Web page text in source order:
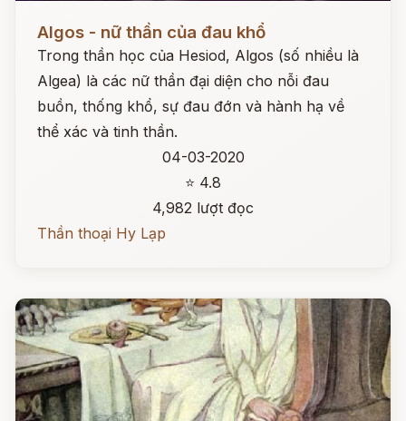
Algos - nữ thần của đau khổ
Trong thần học của Hesiod, Algos (số nhiều là
Algea) là các nữ thần đại diện cho nỗi đau
buồn, thống khổ, sự đau đớn và hành hạ về
thể xác và tinh thần.
04-03-2020
⭐ 4.8
4,982 lượt đọc
Thần thoại Hy Lạp